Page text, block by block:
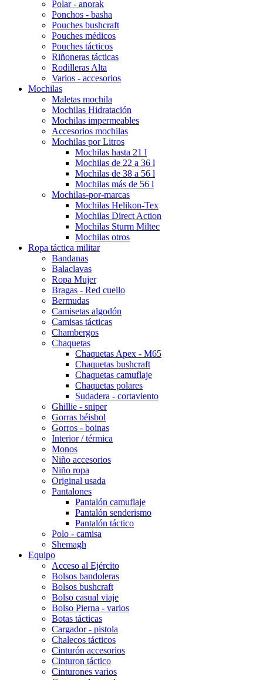
Polar - anorak
Ponchos - basha
Pouches bushcraft
Pouches médicos
Pouches tácticos
Riñoneras tácticas
Rodilleras Alta
Varios - accesorios
Mochilas
Maletas mochila
Mochilas Hidratación
Mochilas impermeables
Accesorios mochilas
Mochilas por Litros
Mochilas hasta 21 l
Mochilas de 22 a 36 l
Mochilas de 38 a 56 l
Mochilas más de 56 l
Mochilas-por-marcas
Mochilas Helikon-Tex
Mochilas Direct Action
Mochilas Sturm Miltec
Mochilas otros
Ropa táctica militar
Bandanas
Balaclavas
Ropa Mujer
Bragas - Red cuello
Bermudas
Camisetas algodón
Camisas tácticas
Chambergos
Chaquetas
Chaquetas Apex - M65
Chaquetas bushcraft
Chaquetas camuflaje
Chaquetas polares
Sudadera - cortaviento
Ghillie - sniper
Gorras béisbol
Gorros - boinas
Interior / térmica
Monos
Niño accesorios
Niño ropa
Original usada
Pantalones
Pantalón camuflaje
Pantalón senderismo
Pantalón táctico
Polo - camisa
Shemagh
Equipo
Acceso al Ejército
Bolsos bandoleras
Bolsos bushcraft
Bolso casual viaje
Bolso Pierna - varios
Botas tácticas
Cargador - pistola
Chalecos tácticos
Cinturón accesorios
Cinturon táctico
Cinturones varios